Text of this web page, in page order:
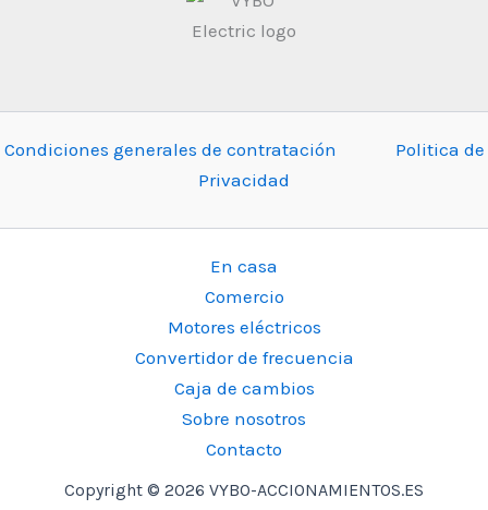
Condiciones generales de contratación
Politica de
Privacidad
En casa
Comercio
Motores eléctricos
Convertidor de frecuencia
Caja de cambios
Sobre nosotros
Contacto
Copyright © 2026 VYBO-ACCIONAMIENTOS.ES